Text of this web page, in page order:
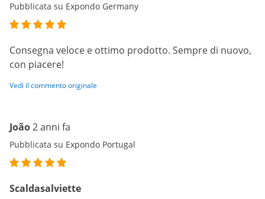
Pubblicata su Expondo Germany
Consegna veloce e ottimo prodotto. Sempre di nuovo,
con piacere!
Vedi il commento originale
João2 anni fa
Pubblicata su Expondo Portugal
Scaldasalviette